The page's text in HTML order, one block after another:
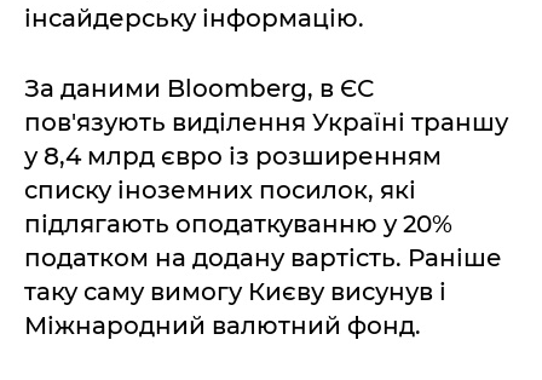
інсайдерську інформацію.
За даними Bloomberg, в ЄС
пов'язують виділення Україні траншу
у 8,4 млрд євро із розширенням
списку іноземних посилок, які
підлягають оподаткуванню у 20%
податком на додану вартість. Раніше
таку саму вимогу Києву висунув і
Міжнародний валютний фонд.